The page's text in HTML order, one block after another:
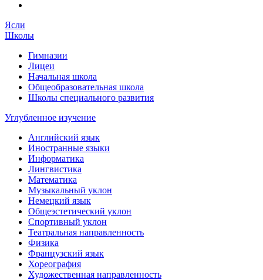
Ясли
Школы
Гимназии
Лицеи
Начальная школа
Общеобразовательная школа
Школы специального развития
Углубленное изучение
Английский язык
Иностранные языки
Информатика
Лингвистика
Математика
Музыкальный уклон
Немецкий язык
Общеэстетический уклон
Спортивный уклон
Театральная направленность
Физика
Французский язык
Хореография
Художественная направленность